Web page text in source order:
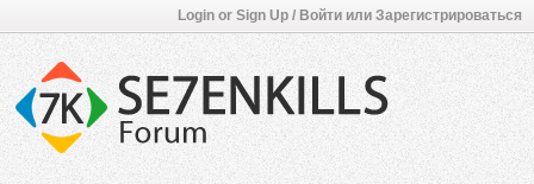
Login or Sign Up / Войти или Зарегистрироваться